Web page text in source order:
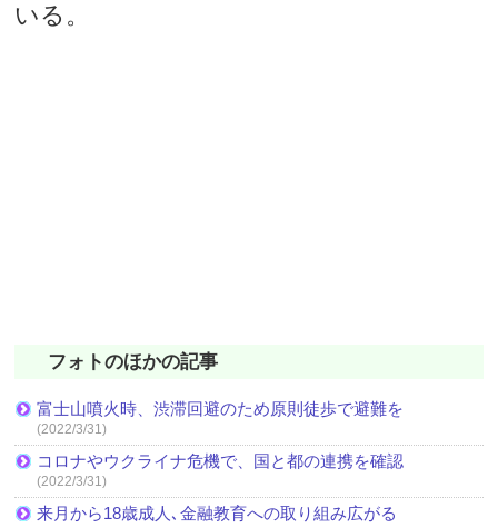
いる。
フォトのほかの記事
富士山噴火時、渋滞回避のため原則徒歩で避難を
(2022/3/31)
コロナやウクライナ危機で、国と都の連携を確認
(2022/3/31)
来月から18歳成人､金融教育への取り組み広がる